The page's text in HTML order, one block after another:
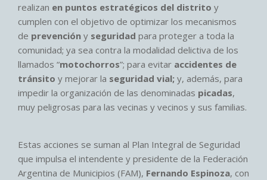
realizan en puntos estratégicos del distrito y
cumplen con el objetivo de optimizar los mecanismos
de prevención y seguridad para proteger a toda la
comunidad; ya sea contra la modalidad delictiva de los
llamados “motochorros”; para evitar accidentes de
tránsito y mejorar la seguridad vial; y, además, para
impedir la organización de las denominadas picadas,
muy peligrosas para las vecinas y vecinos y sus familias.
Estas acciones se suman al Plan Integral de Seguridad
que impulsa el intendente y presidente de la Federación
Argentina de Municipios (FAM), Fernando Espinoza, con